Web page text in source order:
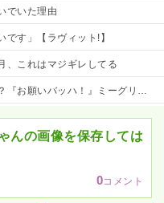
でいた理由
です」【ラヴィット!】
、これはマジギレしてる
バッハ！』ミーグリ日程がこちら
んの画像を保存しては
0コメント